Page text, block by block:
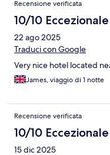
Recensione verificata
10/10 Eccezionale
22 ago 2025
Traduci con Google
Very nice hotel located
James, viaggio di 1 notte
Recensione verificata
10/10 Eccezionale
15 dic 2025